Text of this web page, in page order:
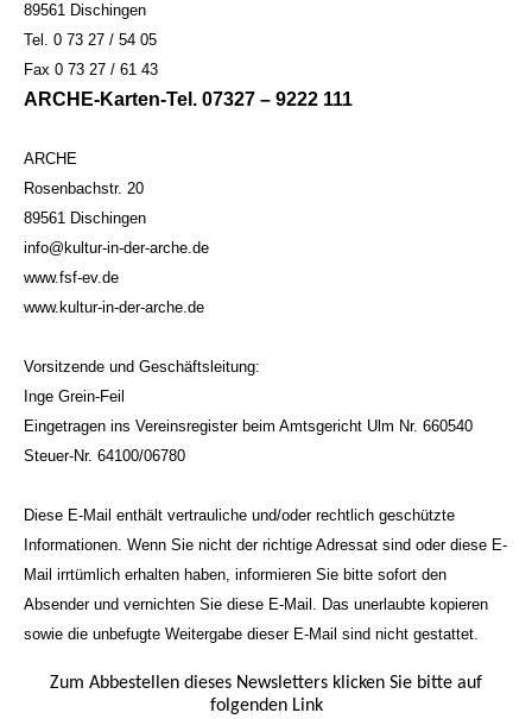
89561 Dischingen
Tel. 0 73 27 / 54 05
Fax 0 73 27 / 61 43
ARCHE-Karten-Tel. 07327 – 9222 111
ARCHE
Rosenbachstr. 20
89561 Dischingen
info@kultur-in-der-arche.de
www.fsf-ev.de
www.kultur-in-der-arche.de
Vorsitzende und Geschäftsleitung:
Inge Grein-Feil
Eingetragen ins Vereinsregister beim Amtsgericht Ulm Nr. 660540
Steuer-Nr. 64100/06780
Diese E-Mail enthält vertrauliche und/oder rechtlich geschützte
Informationen. Wenn Sie nicht der richtige Adressat sind oder diese E-
Mail irrtümlich erhalten haben, informieren Sie bitte sofort den
Absender und vernichten Sie diese E-Mail. Das unerlaubte kopieren
sowie die unbefugte Weitergabe dieser E-Mail sind nicht gestattet.
Zum Abbestellen dieses Newsletters klicken Sie bitte auf
folgenden Link